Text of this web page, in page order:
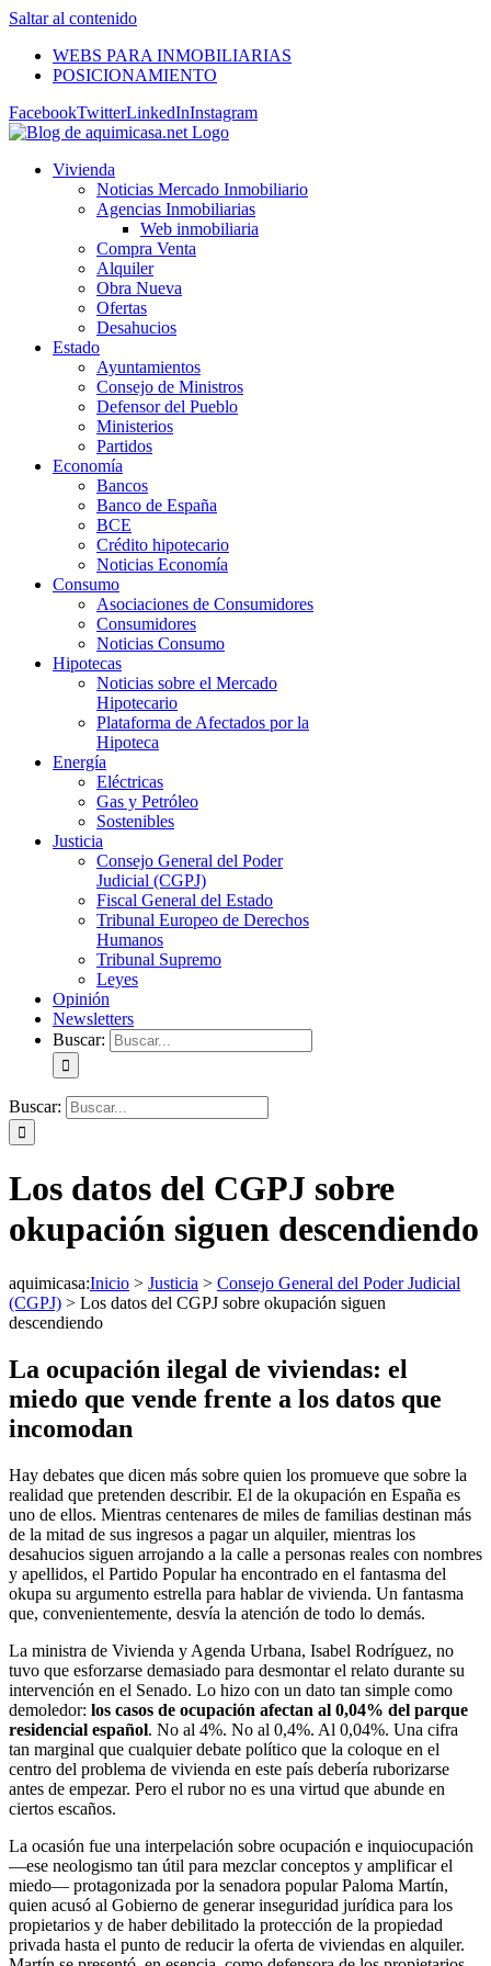
Saltar al contenido
WEBS PARA INMOBILIARIAS
POSICIONAMIENTO
FacebookTwitterLinkedInInstagram
Vivienda
Noticias Mercado Inmobiliario
Agencias Inmobiliarias
Web inmobiliaria
Compra Venta
Alquiler
Obra Nueva
Ofertas
Desahucios
Estado
Ayuntamientos
Consejo de Ministros
Defensor del Pueblo
Ministerios
Partidos
Economía
Bancos
Banco de España
BCE
Crédito hipotecario
Noticias Economía
Consumo
Asociaciones de Consumidores
Consumidores
Noticias Consumo
Hipotecas
Noticias sobre el Mercado
Hipotecario
Plataforma de Afectados por la
Hipoteca
Energía
Eléctricas
Gas y Petróleo
Sostenibles
Justicia
Consejo General del Poder
Judicial (CGPJ)
Fiscal General del Estado
Tribunal Europeo de Derechos
Humanos
Tribunal Supremo
Leyes
Opinión
Newsletters
Buscar:
Buscar:
Los datos del CGPJ sobre
okupación siguen descendiendo
aquimicasa:Inicio > Justicia > Consejo General del Poder Judicial
(CGPJ) > Los datos del CGPJ sobre okupación siguen
descendiendo
La ocupación ilegal de viviendas: el
miedo que vende frente a los datos que
incomodan
Hay debates que dicen más sobre quien los promueve que sobre la
realidad que pretenden describir. El de la okupación en España es
uno de ellos. Mientras centenares de miles de familias destinan más
de la mitad de sus ingresos a pagar un alquiler, mientras los
desahucios siguen arrojando a la calle a personas reales con nombres
y apellidos, el Partido Popular ha encontrado en el fantasma del
okupa su argumento estrella para hablar de vivienda. Un fantasma
que, convenientemente, desvía la atención de todo lo demás.
La ministra de Vivienda y Agenda Urbana, Isabel Rodríguez, no
tuvo que esforzarse demasiado para desmontar el relato durante su
intervención en el Senado. Lo hizo con un dato tan simple como
demoledor: los casos de ocupación afectan al 0,04% del parque
residencial español. No al 4%. No al 0,4%. Al 0,04%. Una cifra
tan marginal que cualquier debate político que la coloque en el
centro del problema de vivienda en este país debería ruborizarse
antes de empezar. Pero el rubor no es una virtud que abunde en
ciertos escaños.
La ocasión fue una interpelación sobre ocupación e inquiocupación
—ese neologismo tan útil para mezclar conceptos y amplificar el
miedo— protagonizada por la senadora popular Paloma Martín,
quien acusó al Gobierno de generar inseguridad jurídica para los
propietarios y de haber debilitado la protección de la propiedad
privada hasta el punto de reducir la oferta de viviendas en alquiler.